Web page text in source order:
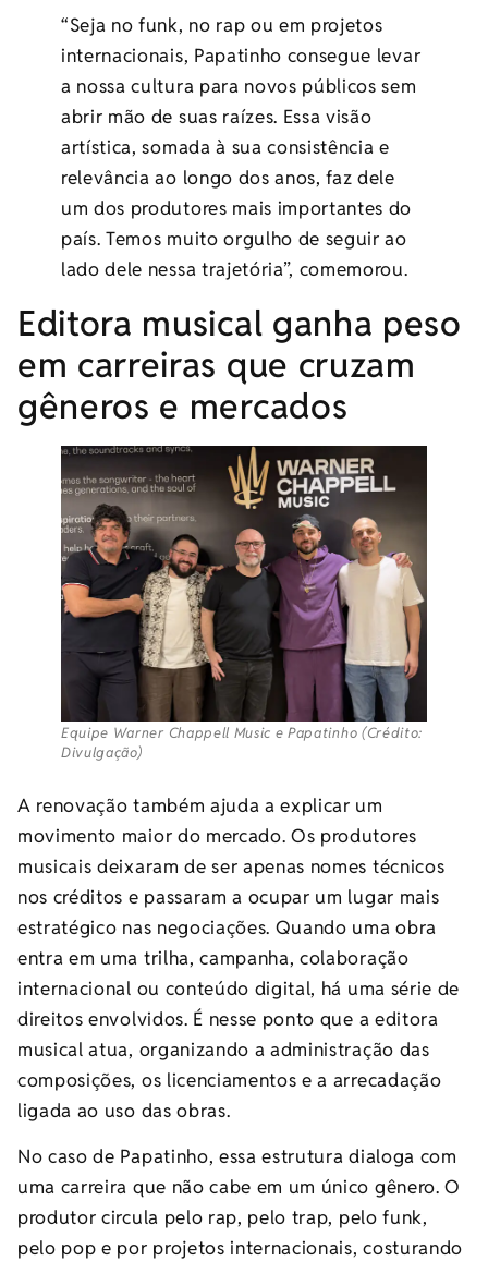
“Seja no funk, no rap ou em projetos
internacionais, Papatinho consegue levar
a nossa cultura para novos públicos sem
abrir mão de suas raízes. Essa visão
artística, somada à sua consistência e
relevância ao longo dos anos, faz dele
um dos produtores mais importantes do
país. Temos muito orgulho de seguir ao
lado dele nessa trajetória”, comemorou.
Editora musical ganha peso
em carreiras que cruzam
gêneros e mercados
Equipe Warner Chappell Music e Papatinho (Crédito:
Divulgação)
A renovação também ajuda a explicar um
movimento maior do mercado. Os produtores
musicais deixaram de ser apenas nomes técnicos
nos créditos e passaram a ocupar um lugar mais
estratégico nas negociações. Quando uma obra
entra em uma trilha, campanha, colaboração
internacional ou conteúdo digital, há uma série de
direitos envolvidos. É nesse ponto que a editora
musical atua, organizando a administração das
composições, os licenciamentos e a arrecadação
ligada ao uso das obras.
No caso de Papatinho, essa estrutura dialoga com
uma carreira que não cabe em um único gênero. O
produtor circula pelo rap, pelo trap, pelo funk,
pelo pop e por projetos internacionais, costurando